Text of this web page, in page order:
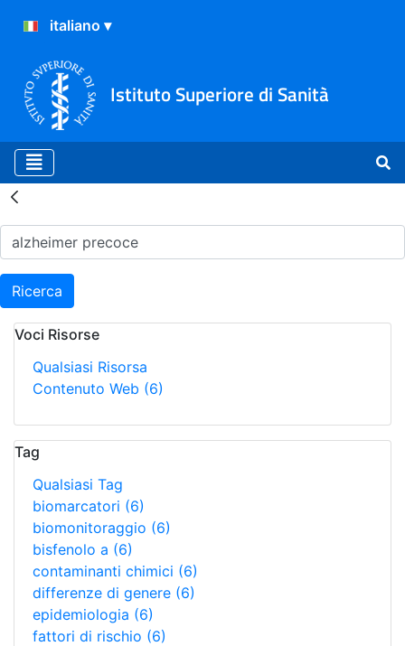
Istituto Superiore di Sanità
Risultati della Ricerca -
Ricerca
Voci Risorse
Qualsiasi Risorsa
Contenuto Web (6)
Tag
Qualsiasi Tag
biomarcatori (6)
biomonitoraggio (6)
bisfenolo a (6)
contaminanti chimici (6)
differenze di genere (6)
epidemiologia (6)
fattori di rischio (6)